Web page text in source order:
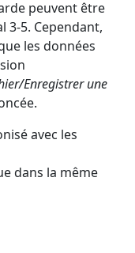
peuvent être
3-5. Cependant,
les données
Enregistrer une
avec les
dans la même